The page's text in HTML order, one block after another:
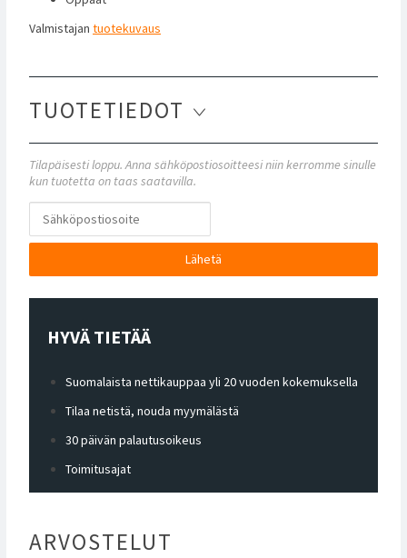
Valmistajan tuotekuvaus
TUOTETIEDOT
Tilapäisesti loppu. Anna sähköpostiosoitteesi niin kerromme sinulle
kun tuotetta on taas saatavilla.
Lähetä
HYVÄ TIETÄÄ
Suomalaista nettikauppaa yli 20 vuoden kokemuksella
Tilaa netistä, nouda myymälästä
30 päivän palautusoikeus
Toimitusajat
ARVOSTELUT